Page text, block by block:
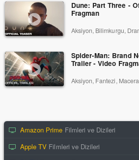
Dune: Part Three -
Fragman
Aksiyon, Bilimkurgu,
Spider-Man: Brand
Trailer - Video
Aksiyon, Fantezi, Macera
Amazon Prime Filmleri ve Dizileri
Apple TV Filmleri ve Dizileri